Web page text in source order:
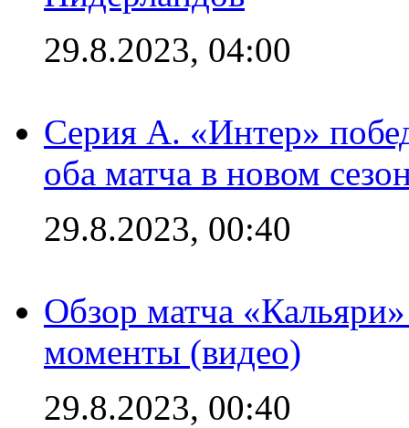
29.8.2023, 04:00
Серия А. «Интер»
оба матча в новом
29.8.2023, 00:40
Обзор матча
моменты (видео)
29.8.2023, 00:40